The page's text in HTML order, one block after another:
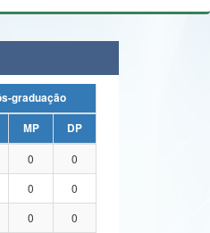
graduação
MP
DP
0
0
0
0
0
0